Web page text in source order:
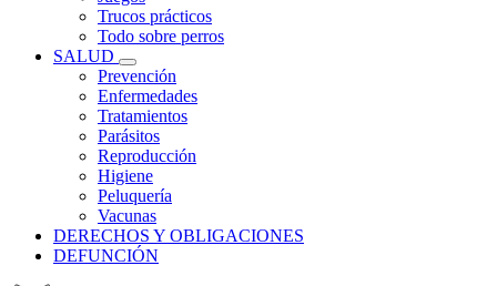
Trucos prácticos
Todo sobre perros
SALUD
Prevención
Enfermedades
Tratamientos
Parásitos
Reproducción
Higiene
Peluquería
Vacunas
DERECHOS Y OBLIGACIONES
DEFUNCIÓN